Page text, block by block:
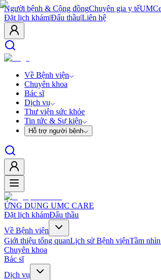
Người bệnh & Cộng đồngChuyên gia y tế
Đặt lịch khám|Đấu thầu|Liên hệ
Về Bệnh viện
Chuyên khoa
Bác sĩ
Dịch vụ
Thư viện sức khỏe
Tin tức & Sự kiện
Hỗ trợ người bệnh
ỨNG DỤNG UMC CARE
Đặt lịch khámĐấu thầu
Về Bệnh viện
Giới thiệu tổng quanLịch sử Bệnh việnTầm
Chuyên khoa
Bác sĩ
Dịch vụ